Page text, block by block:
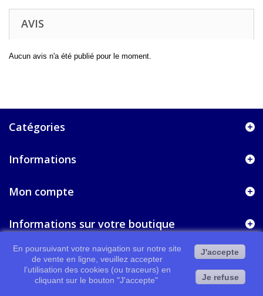
AVIS
Aucun avis n'a été publié pour le moment.
Catégories
Informations
Mon compte
Informations sur votre boutique
En poursuivant votre navigation sur notre site
de vente en ligne, veuillez accepter
l’utilisation des cookies (ou traceurs) en
cliquant sur le bouton "J'accepte"
J'accepte
Je refuse